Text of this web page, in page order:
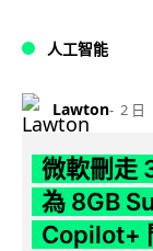
人工智能
Lawton 2 日
微軟刪走
為 8GB
Copilot+